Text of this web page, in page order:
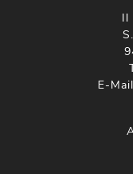
Il
E-